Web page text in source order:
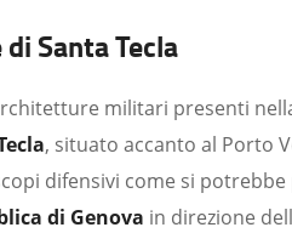
Santa Tecla
militari presenti
, situato accanto al Porto
difensivi come si
di Genova in direzione